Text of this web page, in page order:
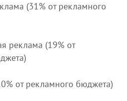
(31% от рекламного
реклама (19% от
от рекламного бюджета)